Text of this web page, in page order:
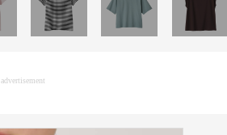
advertisement